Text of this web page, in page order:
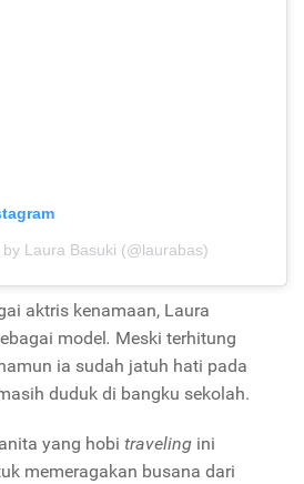
Laura Basuki (@laurabas)
aktris kenamaan, Laura
model. Meski terhitung
ia sudah jatuh hati pada
duduk di bangku sekolah.
yang hobi traveling ini
memeragakan busana dari